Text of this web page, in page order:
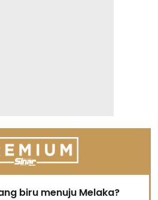
biru menuju Melaka?